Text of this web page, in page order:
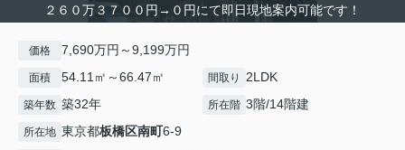
２６０万３７００円→０円にて即日現地案内可能です！
価格 7,690万円～9,199万円
面積 54.11㎡～66.47㎡ 間取り 2LDK
築年数 築32年 所在階 3階/14階建
所在地 東京都板橋区南町6-9